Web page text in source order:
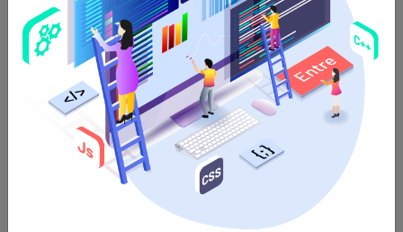
Schlüsselverlust:
Bei Beschädigung oder
Schlüsselverlust wird dem Kunden die Reparatur oder
der Ersatz in Rechnung gestellt. Die Kosten können je
nach Fahrzeug zwischen 80 € und 110 € liegen.
Reifenschäden: Nicht reparierte Reifen sind in diesem
Fall nicht von der Versicherung abgedeckt (wenn die
Option der Reifenversicherung bei der Reservierung
nicht gewählt wurde). Der Mieter ist verpflichtet, den
vollen Betrag für den Ersatz des Reifens zu zahlen.
Wenn der Mieter in der Lage ist, die Reifen zu